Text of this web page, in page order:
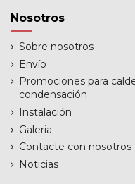
Nosotros
Sobre nosotros
Envío
Promociones para
condensación
Instalación
Galeria
Contacte con nosotros
Noticias